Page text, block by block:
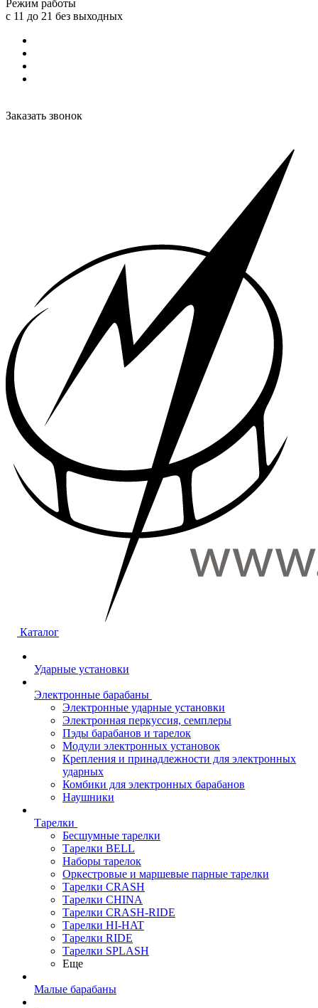
Режим работы
с 11 до 21 без выходных
Заказать звонок
Каталог
Ударные установки
Электронные барабаны
Электронные ударные установки
Электронная перкуссия, семплеры
Пэды барабанов и тарелок
Модули электронных установок
Крепления и принадлежности для электронных
ударных
Комбики для электронных барабанов
Наушники
Тарелки
Бесшумные тарелки
Тарелки BELL
Наборы тарелок
Оркестровые и маршевые парные тарелки
Тарелки CRASH
Тарелки CHINA
Тарелки CRASH-RIDE
Тарелки HI-HAT
Тарелки RIDE
Тарелки SPLASH
Еще
Малые барабаны